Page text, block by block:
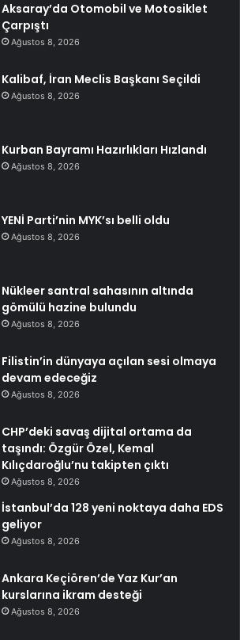
Aksaray’da Otomobil ve Motosiklet
Çarpıştı
Ağustos 8, 2026
Kalibaf, İran Meclis Başkanı Seçildi
Ağustos 8, 2026
Kurban Bayramı Hazırlıkları Hızlandı
Ağustos 8, 2026
YENİ Parti’nin MYK’sı belli oldu
Ağustos 8, 2026
Nükleer santral sahasının altında
gömülü hazine bulundu
Ağustos 8, 2026
Filistin’in dünyaya açılan sesi olmaya
devam edeceğiz
Ağustos 8, 2026
CHP’deki savaş dijital ortama da
taşındı: Özgür Özel, Kemal
Kılıçdaroğlu’nu takipten çıktı
Ağustos 8, 2026
İstanbul’da 128 yeni noktaya daha EDS
geliyor
Ağustos 8, 2026
Ankara Keçiören’de Yaz Kur’an
kurslarına ikram desteği
Ağustos 8, 2026